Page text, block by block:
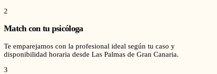
2
Match con tu psicóloga
Te emparejamos con la profesional ideal según tu caso y
disponibilidad horaria desde Las Palmas de Gran Canaria.
3